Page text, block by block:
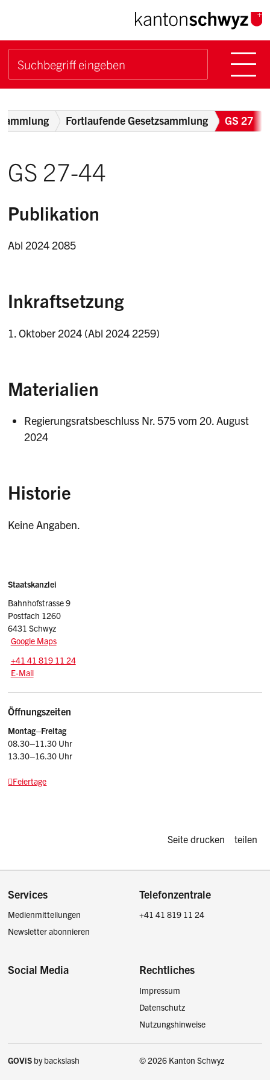
Navigieren im Kanton
Schnellnavigation
Suchbegriff
Breadcrumb
Fortlaufende Gesetzsammlung GS 27
GS 27-44
Publikation
Abl 2024 2085
Inkraftsetzung
1. Oktober 2024 (Abl 2024 2259)
Materialien
Regierungsratsbeschluss Nr. 575 vom 20. August
2024
Historie
Keine Angaben.
Sidebar
Adresse
Staatskanzlei
Bahnhofstrasse 9
Postfach 1260
6431 Schwyz
Google Maps
Tel.:
+41 41 819 11 24
E-Mail: srsz
E-Mail
Öffnungszeiten
Montag–Freitag
08.30–11.30 Uhr
13.30–16.30 Uhr
Feiertage
Diese Seite
Seite drucken teilen
Footer
Services
Medienmitteilungen
Newsletter abonnieren
Telefonzentrale
+41 41 819 11 24
Social Media Rechtliches
Impressum
Datenschutz
Nutzungshinweise
GOViS bybackslash © 2026 Kanton Schwyz